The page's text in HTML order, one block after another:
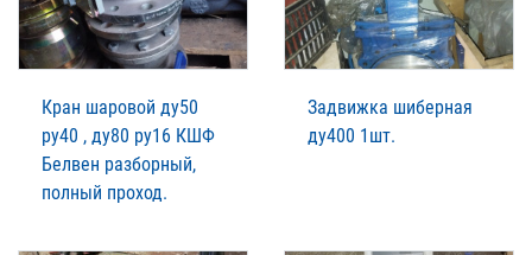
Кран шаровой ду50
ру40 , ду80 ру16 КШФ
Белвен разборный,
полный проход.
Задвижка шиберная
ду400 1шт.